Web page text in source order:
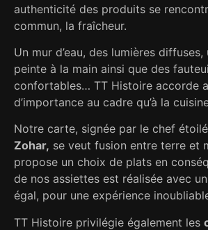
authenticité des produits se
commun, la fraîcheur.
Un mur d’eau, des lumières
peinte à la main ainsi que des
confortables… TT Histoire accorde
d’importance au cadre qu’à la
Notre carte, signée par le chef étoilé
Zohar, se veut fusion entre terre et
propose un choix de plats en
de nos assiettes est réalisée avec
égal, pour une expérience
TT Histoire privilégie également les